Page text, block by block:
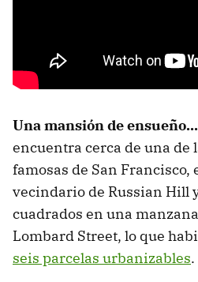
Una mansión de ensueño...
encuentra cerca de una de
famosas de San Francisco,
vecindario de Russian Hill
cuadrados en una
Lombard Street, lo que
seis parcelas urbanizables.